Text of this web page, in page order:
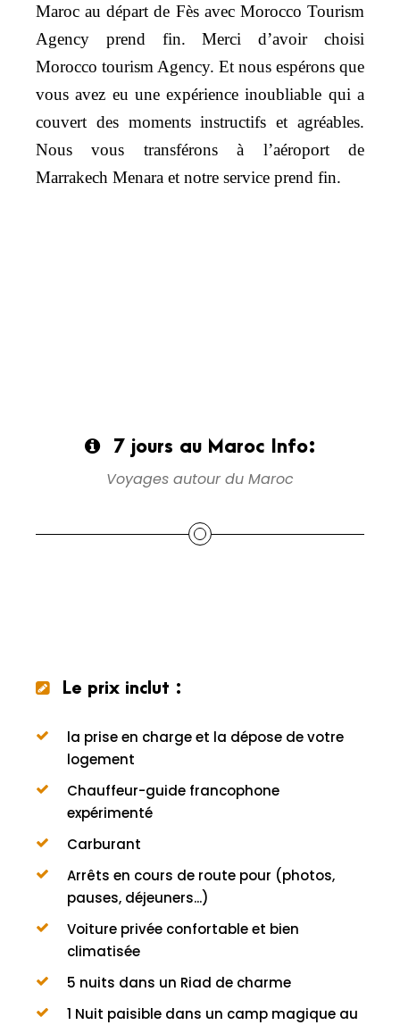
Maroc au départ de Fès avec Morocco Tourism
Agency prend fin. Merci d’avoir choisi
Morocco tourism Agency. Et nous espérons que
vous avez eu une expérience inoubliable qui a
couvert des moments instructifs et agréables.
Nous vous transférons à l’aéroport de
Marrakech Menara et notre service prend fin.
7 jours au Maroc Info:
Voyages autour du Maroc
Le prix inclut :
la prise en charge et la dépose de votre
logement
Chauffeur-guide francophone
expérimenté
Carburant
Arrêts en cours de route pour (photos,
pauses, déjeuners...)
Voiture privée confortable et bien
climatisée
5 nuits dans un Riad de charme
1 Nuit paisible dans un camp magique au